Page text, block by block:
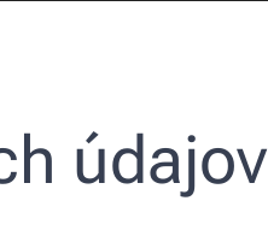
údajov